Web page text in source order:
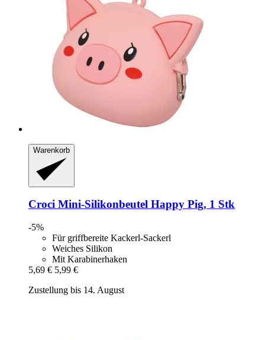
Warenkorb
Croci Mini-​Silikonbeutel Happy Pig, 1 Stk
-5%
Für griffbereite Kackerl-Sackerl
Weiches Silikon
Mit Karabinerhaken
5,69 € 5,99 €
Zustellung bis 14. August